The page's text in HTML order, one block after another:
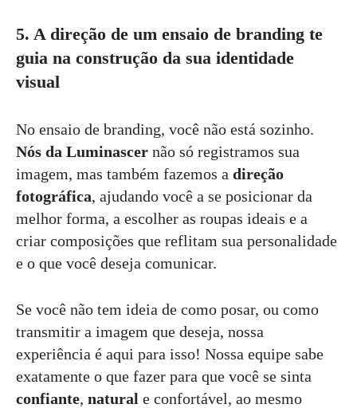
5. A direção de um ensaio de branding te
guia na construção da sua identidade
visual
No ensaio de branding, você não está sozinho.
Nós da Luminascer não só registramos sua
imagem, mas também fazemos a direção
fotográfica, ajudando você a se posicionar da
melhor forma, a escolher as roupas ideais e a
criar composições que reflitam sua personalidade
e o que você deseja comunicar.
Se você não tem ideia de como posar, ou como
transmitir a imagem que deseja, nossa
experiência é aqui para isso! Nossa equipe sabe
exatamente o que fazer para que você se sinta
confiante, natural e confortável, ao mesmo